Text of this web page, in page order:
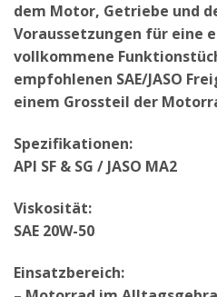
dem Motor, Getriebe und
Voraussetzungen für eine
vollkommene
empfohlenen SAE/JASO
einem Grossteil der
Spezifikationen:
API SF & SG / JASO MA2
Viskosität:
SAE 20W-50
Einsatzbereich: